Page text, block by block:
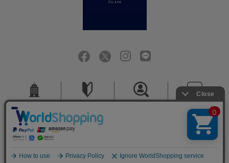
会社概要 お問い合せ
ご利用規約 特定商取引法に基づく表記
COPYRIGHT (C) MELROSE CO.,LTD.ALL RIGHTS RESERVED.